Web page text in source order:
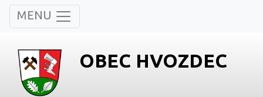
MENU
OBEC HVOZDEC